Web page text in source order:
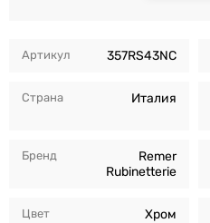
Артикул 357RS43NC
Страна Италия
Бренд
Remer
Rubinetterie
Цвет Хром